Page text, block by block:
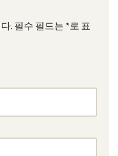
. 필수 필드는 *로 표